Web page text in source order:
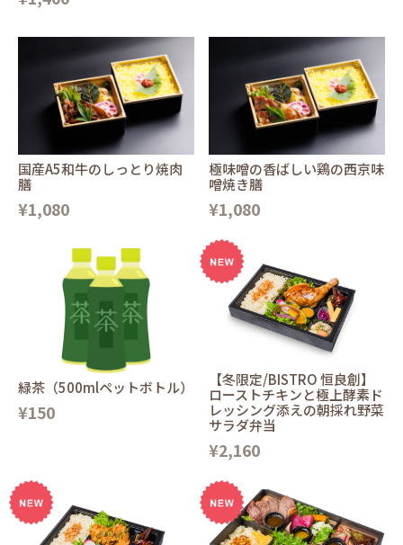
国産A5和牛のしっとり焼肉
膳
¥1,080
極味噌の香ばしい鶏の西京味
噌焼き膳
¥1,080
緑茶（500mlペットボトル）
¥150
【冬限定/BISTRO 恒良創】
ローストチキンと極上酵素ド
レッシング添えの朝採れ野菜
サラダ弁当
¥2,160